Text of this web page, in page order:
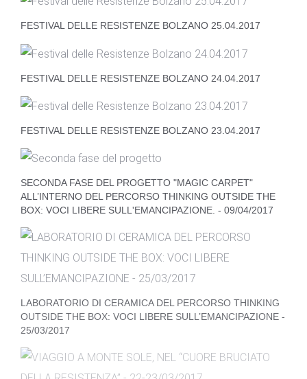
FESTIVAL DELLE RESISTENZE BOLZANO 25.04.2017
FESTIVAL DELLE RESISTENZE BOLZANO 24.04.2017
FESTIVAL DELLE RESISTENZE BOLZANO 23.04.2017
SECONDA FASE DEL PROGETTO "MAGIC CARPET"
ALL’INTERNO DEL PERCORSO THINKING OUTSIDE THE
BOX: VOCI LIBERE SULL'EMANCIPAZIONE. - 09/04/2017
LABORATORIO DI CERAMICA DEL PERCORSO THINKING
OUTSIDE THE BOX: VOCI LIBERE SULL’EMANCIPAZIONE -
25/03/2017